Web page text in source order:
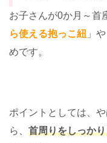
お子さんが0か月～首
ら使える抱っこ紐 」や
めです。
ポイントとしては、
ら、 首周りをしっか